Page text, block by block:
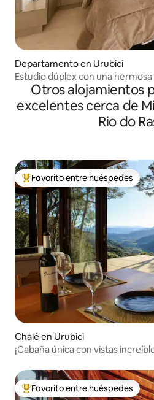
Departamento en Urubici
Estudio dúplex con una
Otros alojamientos
excelentes cerca de
Rio do
Favorito entre los huéspedes
Favorito entre huéspedes
Chalé en Urubici
¡Cabaña única con vistas
Favorito entre los huéspedes
Favorito entre huéspedes